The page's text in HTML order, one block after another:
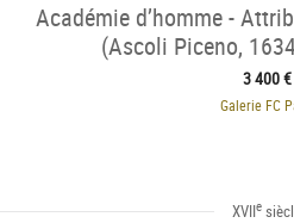
Académie d’homme -
(Ascoli Piceno,
3 400 €
Galerie FC
XVIIe